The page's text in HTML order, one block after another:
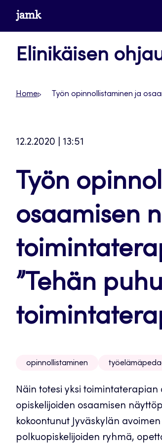
Siirrywww.jamk.fi
Elinikäisen
Home Työn opinnollistaminen ja
12.2.2020 | 13:51
Työn
osaamisen
”Tehän
opinnollistaminen
Näin totesi yksi toimintaterapian
opiskelijoiden osaamisen
kokoontunut Jyväskylän
polkuopiskelijoiden ryhmä,